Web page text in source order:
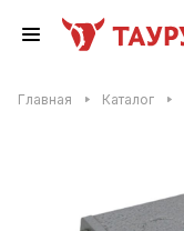
Главная Каталог